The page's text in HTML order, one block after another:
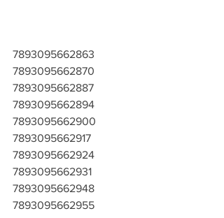
7893095662863
7893095662870
7893095662887
7893095662894
7893095662900
7893095662917
7893095662924
7893095662931
7893095662948
7893095662955